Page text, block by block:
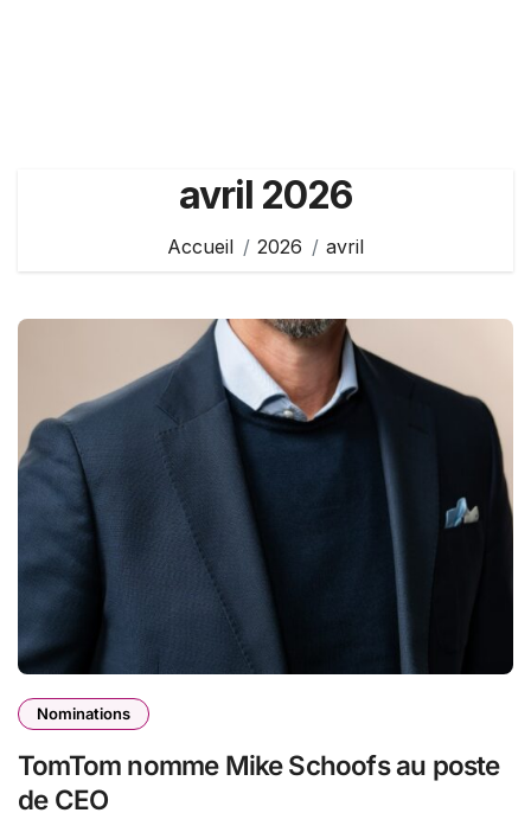
avril 2026
Accueil 2026 avril
Nominations
TomTom nomme Mike Schoofs au poste
de CEO